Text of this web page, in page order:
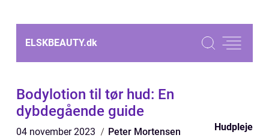
ELSKBEAUTY.dk
Bodylotion til tør hud: En
dybdegående guide
04 november 2023 Peter Mortensen Hudpleje